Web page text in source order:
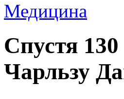
Медицина
Спустя
Чарльзу